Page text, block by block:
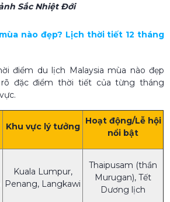
Sắc Nhiệt Đới
nào đẹp? Lịch thời tiết 12 tháng
điểm du lịch Malaysia mùa nào đẹp
đặc điểm thời tiết của từng tháng
Khu vực lý tưởng
Hoạt động/Lễ hội
nổi bật
Kuala Lumpur,
Penang, Langkawi
Thaipusam (thần
Murugan), Tết
Dương lịch